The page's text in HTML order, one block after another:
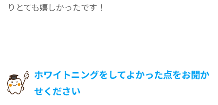
りとても嬉しかったです！
ホワイトニングをしてよかった点をお聞か
せください